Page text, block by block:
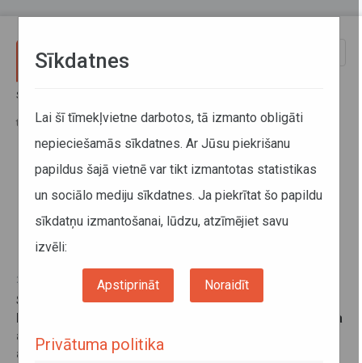
Sākums
tīklā iekļaut astoņus maršruta Rīga–Ogre reisus
Izvērtējot eksperimentālo reisu
rezultātus, plānots kopējā
maršrutu tīklā iekļaut astoņus
maršruta Rīga–Ogre reisus
28. jūnijs 2016
Saskaņā ar Sabiedriskā transporta padomes lēmumu
laika periodā no 2016.gada 1.marta līdz 30.jūnijam tika
atklāti eksperimentālie reisi SIA Ogres autobuss
apkalpotajā maršrutā Nr.7788 Rīga–Ogre un AS
Sīkdatnes
Lai šī tīmekļvietne darbotos, tā izmanto obligāti
nepieciešamās sīkdatnes. Ar Jūsu piekrišanu
papildus šajā vietnē var tikt izmantotas statistikas
un sociālo mediju sīkdatnes. Ja piekrītat šo papildu
sīkdatņu izmantošanai, lūdzu, atzīmējiet savu
izvēli:
Apstiprināt Noraidīt
Privātuma politika